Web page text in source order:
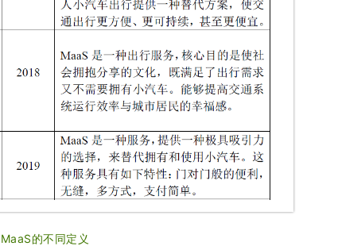
的不同定义